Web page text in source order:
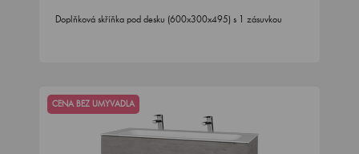
Doplňková skříňka pod desku (600x300x495) s 1 zásuvkou
CENA BEZ UMYVADLA